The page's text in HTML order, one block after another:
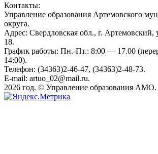
Контакты:
Управление образования Артемовского
округа.
Адрес: Свердловская обл., г. Артемовский,
18.
График работы: Пн.-Пт.: 8:00 — 17.00
14:00).
Телефон: (34363)2-46-47, (34363)2-48-73.
E-mail: artuo_02@mail.ru.
2026 год. © Управление образования АМО.